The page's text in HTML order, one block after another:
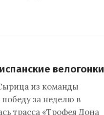
велогонки
из команды
за неделю в
трасса «Трофея Дона